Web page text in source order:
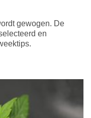
gewogen. De
en